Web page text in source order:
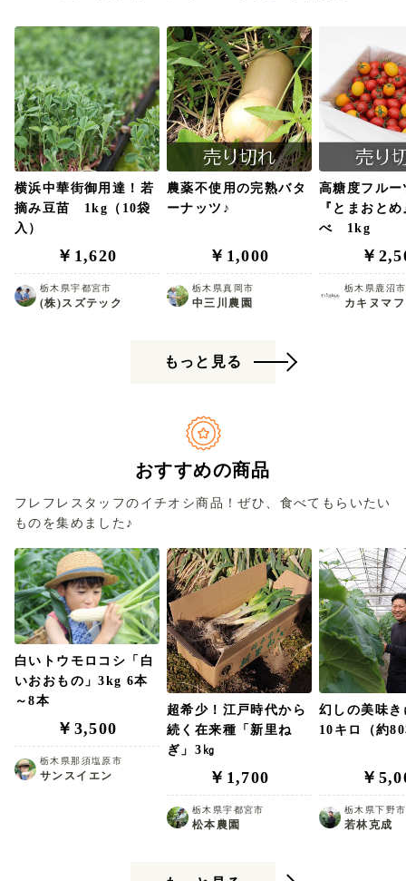
横浜中華街御用達！若
摘み豆苗 1kg（10袋
入）
￥1,620
栃木県宇都宮市
(株)スズテック
農薬不使用の完熟バタ
ーナッツ♪
￥1,000
栃木県真岡市
中三川農園
高糖度フルー
『とまおと
べ 1kg
￥
栃木県鹿沼市
カキヌマ
もっと見る
おすすめの商品
フレフレスタッフのイチオシ商品！ぜひ、食べてもらいたい
ものを集めました♪
白いトウモロコシ「白
いおおもの」3kg 6本
～8本
￥3,500
栃木県那須塩原市
サンスイエン
超希少！江戸時代から
続く在来種「新里ね
ぎ」3㎏
￥1,700
栃木県宇都宮市
松本農園
幻しの美味
10キロ（約
￥
栃木県下野市
若林克成